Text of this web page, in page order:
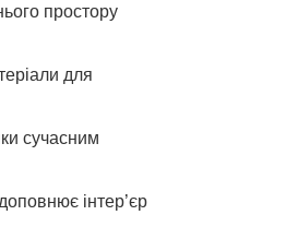
простору
для
сучасним
інтер’єр